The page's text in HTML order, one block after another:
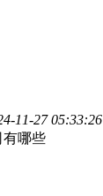
11-27 05:33:26
有哪些